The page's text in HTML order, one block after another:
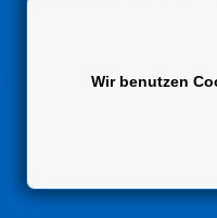
Wir benutzen